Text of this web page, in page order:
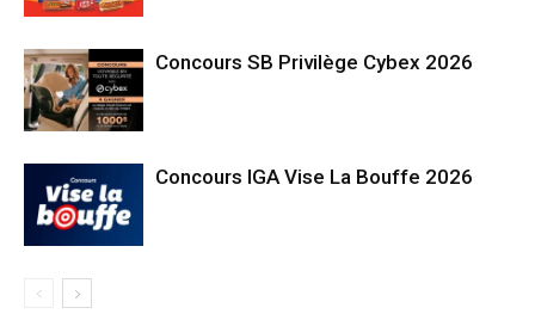
Concours SB Privilège Cybex 2026
Concours IGA Vise La Bouffe 2026